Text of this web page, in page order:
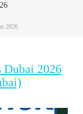
2026
Dubai 2026